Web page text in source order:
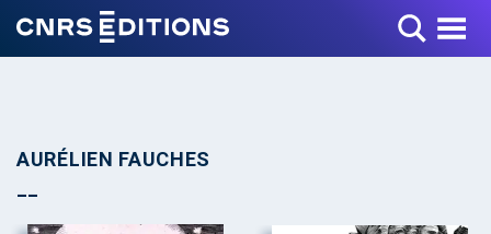
Toggle Menu
AURÉLIEN FAUCHES